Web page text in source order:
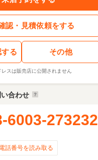
認・見積依頼をする
る その他
スは販売店に公開されません
合わせ
6003-273232
電話番号を読み取る